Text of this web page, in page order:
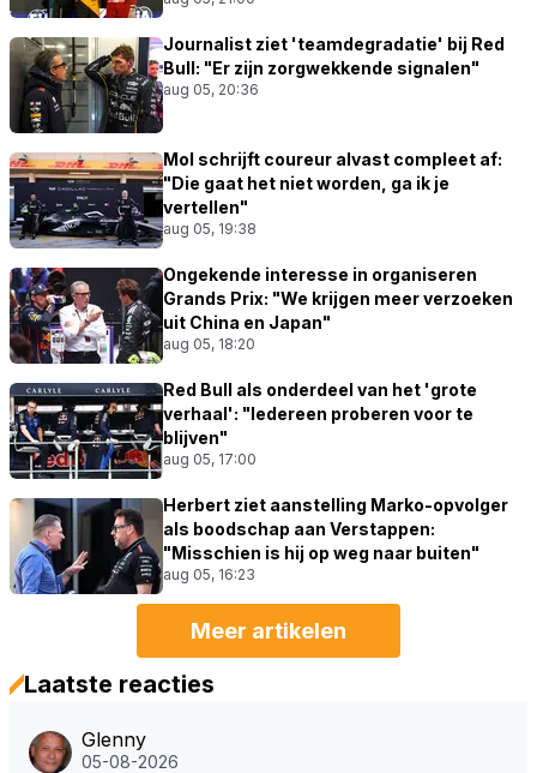
Journalist ziet 'teamdegradatie' bij Red
Bull: "Er zijn zorgwekkende signalen"
aug 05, 20:36
Mol schrijft coureur alvast compleet af:
"Die gaat het niet worden, ga ik je
vertellen"
aug 05, 19:38
Ongekende interesse in organiseren
Grands Prix: "We krijgen meer verzoeken
uit China en Japan"
aug 05, 18:20
Red Bull als onderdeel van het 'grote
verhaal': "Iedereen proberen voor te
blijven"
aug 05, 17:00
Herbert ziet aanstelling Marko-opvolger
als boodschap aan Verstappen:
"Misschien is hij op weg naar buiten"
aug 05, 16:23
Meer artikelen
Laatste reacties
Glenny
05-08-2026